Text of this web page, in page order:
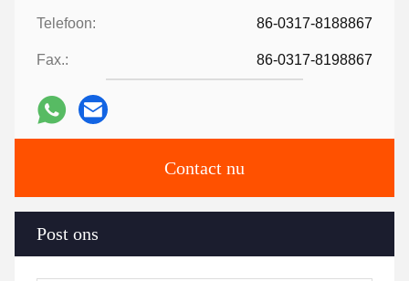
Telefoon: 86-0317-8188867
Fax.: 86-0317-8198867
Contact nu
Post ons